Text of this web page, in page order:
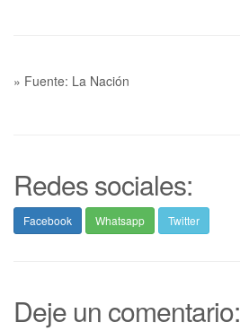
» Fuente: La Nación
Redes sociales:
Facebook Whatsapp Twitter
Deje un comentario: